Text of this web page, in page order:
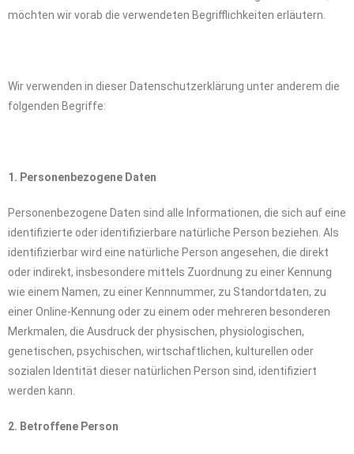
möchten wir vorab die verwendeten Begrifflichkeiten erläutern.
Wir verwenden in dieser Datenschutzerklärung unter anderem die
folgenden Begriffe:
1. Personenbezogene Daten
Personenbezogene Daten sind alle Informationen, die sich auf eine
identifizierte oder identifizierbare natürliche Person beziehen. Als
identifizierbar wird eine natürliche Person angesehen, die direkt
oder indirekt, insbesondere mittels Zuordnung zu einer Kennung
wie einem Namen, zu einer Kennnummer, zu Standortdaten, zu
einer Online-Kennung oder zu einem oder mehreren besonderen
Merkmalen, die Ausdruck der physischen, physiologischen,
genetischen, psychischen, wirtschaftlichen, kulturellen oder
sozialen Identität dieser natürlichen Person sind, identifiziert
werden kann.
2. Betroffene Person